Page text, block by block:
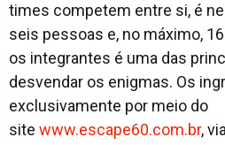
times competem entre si, é
seis pessoas e, no máximo,
os integrantes é uma das
desvendar os enigmas. Os
exclusivamente por meio do
site www.escape60.com.br,